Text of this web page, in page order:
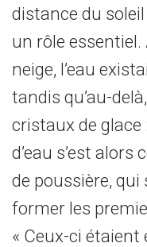
distance du
un rôle essentiel.
neige, l’eau
tandis qu’au-
cristaux de glace
d’eau s’est
de poussière,
former les
« Ceux-ci